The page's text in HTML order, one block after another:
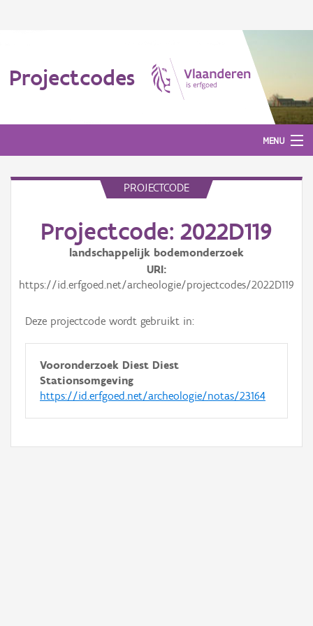
Projectcodes
MENU
PROJECTCODE
Projectcode: 2022D119
landschappelijk bodemonderzoek
URI
https://id.erfgoed.net/archeologie/projectcodes/2022D119
Deze projectcode wordt gebruikt in:
Vooronderzoek Diest Diest
Stationsomgeving
https://id.erfgoed.net/archeologie/notas/23164